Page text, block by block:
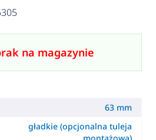
na magazynie
63 mm
gładkie (opcjonalna tuleja